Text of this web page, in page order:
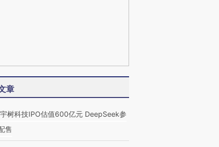
章
宇树科技IPO估值600亿元 DeepSeek参
售